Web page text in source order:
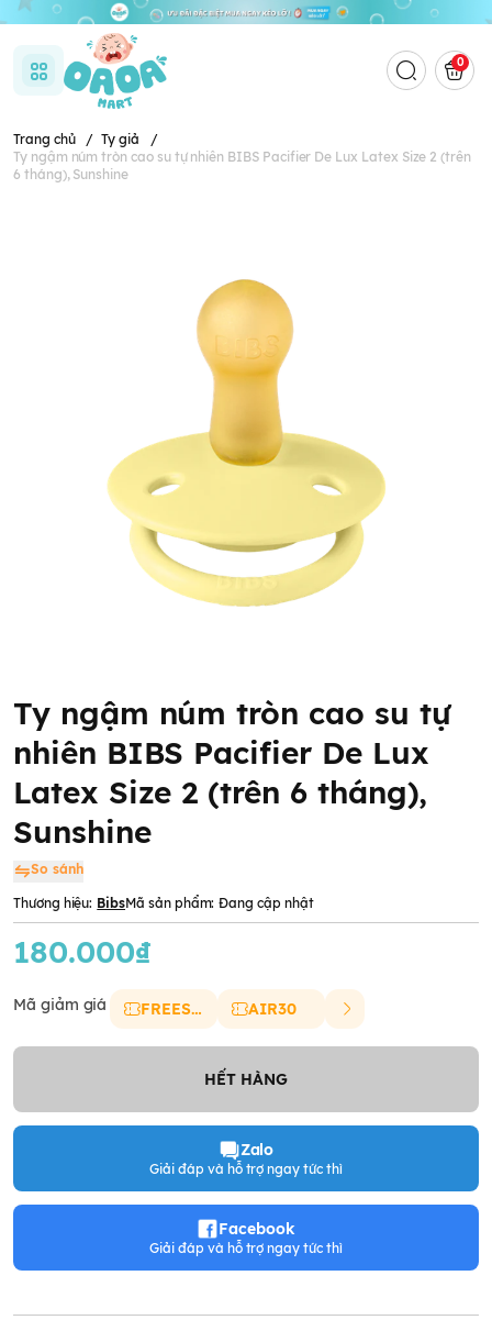
0
Trang chủ / Ty giả
/
Ty ngậm núm tròn cao su tự nhiên BIBS Pacifier De Lux Latex Size 2 (trên
6 tháng), Sunshine
Ty ngậm núm tròn cao su tự
nhiên BIBS Pacifier De Lux
Latex Size 2 (trên 6 tháng),
Sunshine
So sánh
Thương hiệu: BibsMã sản phẩm: Đang cập nhật
180.000₫
Mã giảm giá FREESHIP AIR30
HẾT HÀNG
Zalo
Giải đáp và hỗ trợ ngay tức thì
Facebook
Giải đáp và hỗ trợ ngay tức thì